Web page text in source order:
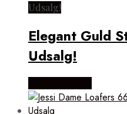
Udsalg!
Elegant Guld
Udsalg!